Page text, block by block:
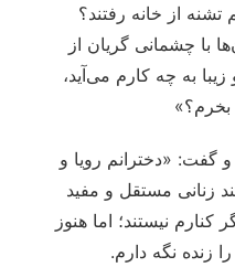
از خانه رفتند؟
با چشمانی گریان از
به چه کارم می‌آید،
بخرم؟»
گفت: «دخترانم رویا و
زنانی مستقل و مفید
کنارم نیستند؛ اما هنوز
زنده نگه دارم.